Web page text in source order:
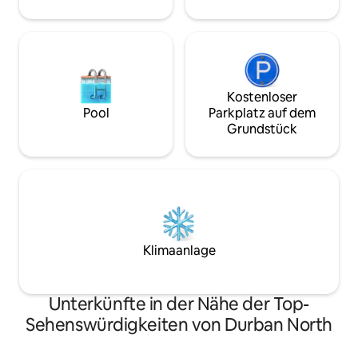
zum Naturschutzgebiet Virginia Bush
andere für großartiges Curry und
chinesisches Essen und fahre zur
Mackeurtan Avenue für eine noch
größere Auswahl an Restaurants und
Menge Uber-Taxis zu sehr günstigen
deiner Wohnung übergeben. Sie wird
reinigen, wenn es dir passt. Wenn du
etwas brauchst, kannst du sie gerne
anrufen. Es gibt eine Schlafcouch, die für
Campingbett und ein Hochstuhl.
und die
Pool
Kostenloser
Parkplatz auf dem
Grundstück
Klimaanlage
Unterkünfte in der Nähe der Top-
Sehenswürdigkeiten von Durban North